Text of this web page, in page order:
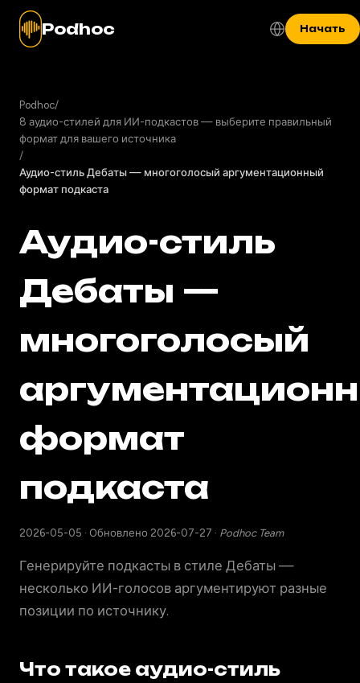
Podhoc Начать
Podhoc/
8 аудио-стилей для ИИ-подкастов — выберите правильный
формат для вашего источника
/
Аудио-стиль Дебаты — многоголосый аргументационный
формат подкаста
Аудио-стиль
Дебаты —
многоголосый
формат
подкаста
2026-05-05 · Обновлено 2026-07-27 · Podhoc Team
Генерируйте подкасты в стиле Дебаты —
несколько ИИ-голосов аргументируют разные
позиции по источнику.
Что такое аудио-стиль